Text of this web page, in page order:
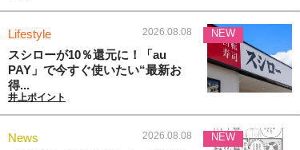
Lifestyle 2026.08.08
スシローが10％還元に！「au
PAY」で今すぐ使いたい“最新お
得...
井上ポイント
NEW
News 2026.08.08 NEW